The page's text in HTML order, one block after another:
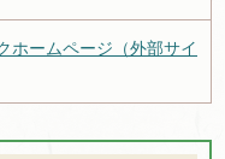
ホームページ（外部サイ